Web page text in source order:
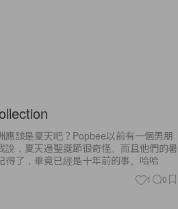
該是夏天吧？Popbee以前有一個男朋
說，夏天過聖誕節很奇怪。而且他們的暑
得了，畢竟已經是十年前的事。哈哈
1 0